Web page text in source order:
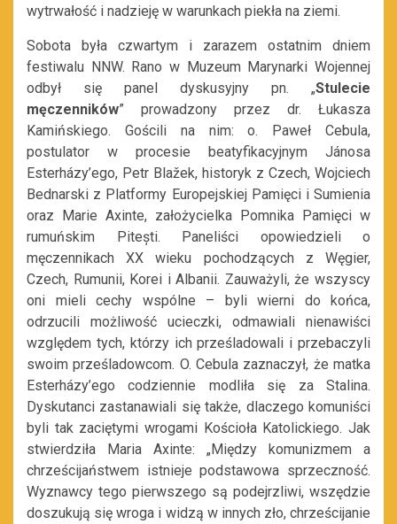
wytrwałość i nadzieję w warunkach piekła na ziemi.
Sobota była czwartym i zarazem ostatnim dniem
festiwalu NNW. Rano w Muzeum Marynarki Wojennej
odbył się panel dyskusyjny pn. „Stulecie
męczenników” prowadzony przez dr. Łukasza
Kamińskiego. Gościli na nim: o. Paweł Cebula,
postulator w procesie beatyfikacyjnym Jánosa
Esterházy’ego, Petr Blažek, historyk z Czech, Wojciech
Bednarski z Platformy Europejskiej Pamięci i Sumienia
oraz Marie Axinte, założycielka Pomnika Pamięci w
rumuńskim Pitești. Paneliści opowiedzieli o
męczennikach XX wieku pochodzących z Węgier,
Czech, Rumunii, Korei i Albanii. Zauważyli, że wszyscy
oni mieli cechy wspólne – byli wierni do końca,
odrzucili możliwość ucieczki, odmawiali nienawiści
względem tych, którzy ich prześladowali i przebaczyli
swoim prześladowcom. O. Cebula zaznaczył, że matka
Esterházy’ego codziennie modliła się za Stalina.
Dyskutanci zastanawiali się także, dlaczego komuniści
byli tak zaciętymi wrogami Kościoła Katolickiego. Jak
stwierdziła Maria Axinte: „Między komunizmem a
chrześcijaństwem istnieje podstawowa sprzeczność.
Wyznawcy tego pierwszego są podejrzliwi, wszędzie
doszukują się wroga i widzą w innych zło, chrześcijanie